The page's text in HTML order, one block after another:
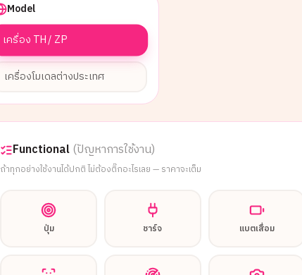
Model
เครื่อง TH / ZP
เครื่องโมเดลต่างประเทศ
Functional(ปัญหาการใช้งาน)
ถ้าทุกอย่างใช้งานได้ปกติ ไม่ต้องติ๊กอะไรเลย — ราคาจะเต็ม
ปุ่ม ชาร์จ แบตเสื่อม